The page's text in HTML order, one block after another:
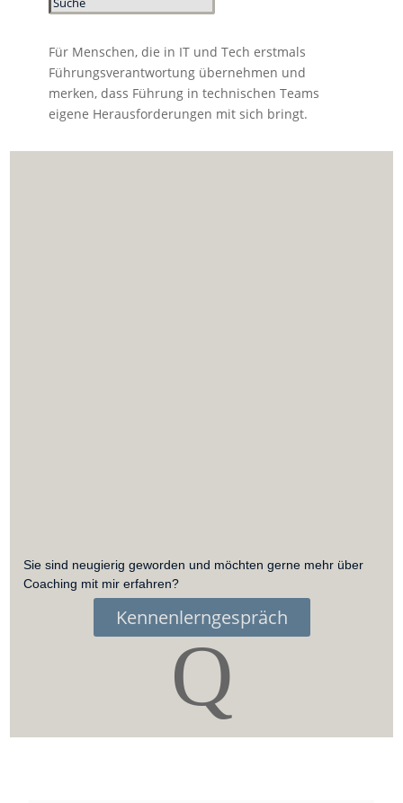
Für Menschen, die in IT und Tech erstmals
Führungsverantwortung übernehmen und
merken, dass Führung in technischen Teams
eigene Herausforderungen mit sich bringt.
Sie sind neugierig geworden und möchten gerne mehr über
Coaching mit mir erfahren?
Kennenlerngespräch
Q